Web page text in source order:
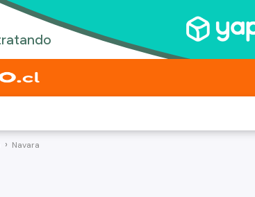
Navara